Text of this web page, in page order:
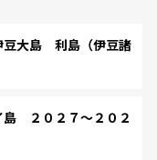
大島 利島（伊豆諸
２０２７～２０２